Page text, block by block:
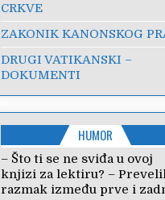
CRKVE
ZAKONIK KANONSKOG
DRUGI VATIKANSKI –
DOKUMENTI
HUMOR
– Što ti se ne sviđa u ovoj
knjizi za lektiru? –
razmak između prve i